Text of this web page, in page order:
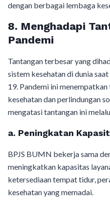
dengan berbagai lembaga
8. Menghadapi
Pandemi
Tantangan terbesar yang
sistem kesehatan di dunia
19. Pandemi ini
kesehatan dan perlindungan
mengatasi tantangan ini
a. Peningkatan
BPJS BUMN bekerja sama
meningkatkan kapasitas
ketersediaan tempat tidur,
kesehatan yang memadai.